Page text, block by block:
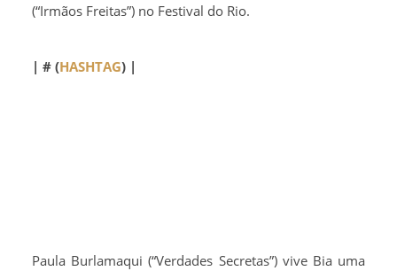
(“Irmãos Freitas”) no Festival do Rio.
| # (HASHTAG) |
Paula Burlamaqui (“Verdades Secretas”) vive Bia uma